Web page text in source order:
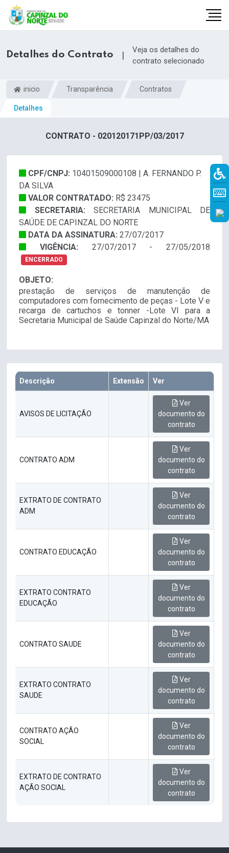
Detalhes do Contrato |
Veja os detalhes do
contrato selecionado
inicio Transparência Contratos
Detalhes
CONTRATO - 020120171PP/03/2017
CPF/CNPJ: 10401509000108 | A. FERNANDO P.
DA SILVA
VALOR CONTRATADO: R$ 23475
SECRETARIA: SECRETARIA MUNICIPAL DE
SAÚDE DE CAPINZAL DO NORTE
DATA DA ASSINATURA: 27/07/2017
VIGÊNCIA: 27/07/2017 - 27/05/2018
ENCERRADO
OBJETO:
prestação de serviços de manutenção de
computadores com fornecimento de peças - Lote V e
recarga de cartuchos e tonner -Lote VI para a
Secretaria Municipal de Saúde Capinzal do Norte/MA
Descrição Extensão Ver
AVISOS DE LICITAÇÃO
Ver
documento do
contrato
CONTRATO ADM
Ver
documento do
contrato
EXTRATO DE CONTRATO
ADM
Ver
documento do
contrato
CONTRATO EDUCAÇÃO
Ver
documento do
contrato
EXTRATO CONTRATO
EDUCAÇÃO
Ver
documento do
contrato
CONTRATO SAUDE
Ver
documento do
contrato
EXTRATO CONTRATO
SAUDE
Ver
documento do
contrato
CONTRATO AÇÃO
SOCIAL
Ver
documento do
contrato
EXTRATO DE CONTRATO
AÇÃO SOCIAL
Ver
documento do
contrato